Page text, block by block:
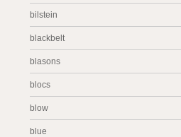
bilstein
blackbelt
blasons
blocs
blow
blue